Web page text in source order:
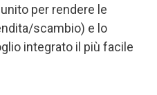
per rendere le
scambio) e lo
integrato il più facile